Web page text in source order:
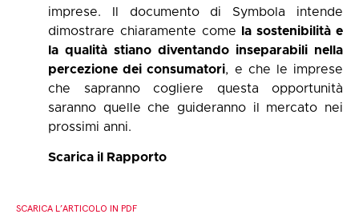
imprese. Il documento di Symbola intende
dimostrare chiaramente come la sostenibilità e
la qualità stiano diventando inseparabili nella
percezione dei consumatori, e che le imprese
che sapranno cogliere questa opportunità
saranno quelle che guideranno il mercato nei
prossimi anni.
Scarica il Rapporto
SCARICA L’ARTICOLO IN PDF